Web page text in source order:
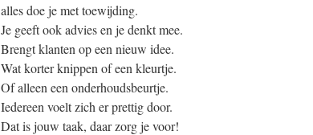
alles doe je met toewijding.
Je geeft ook advies en je denkt mee.
Brengt klanten op een nieuw idee.
Wat korter knippen of een kleurtje.
Of alleen een onderhoudsbeurtje.
Iedereen voelt zich er prettig door.
Dat is jouw taak, daar zorg je voor!